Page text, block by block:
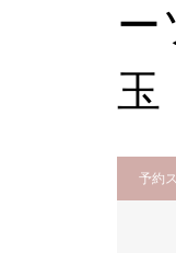
ー
玉
予約